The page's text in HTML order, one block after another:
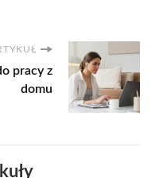
pracy z
domu